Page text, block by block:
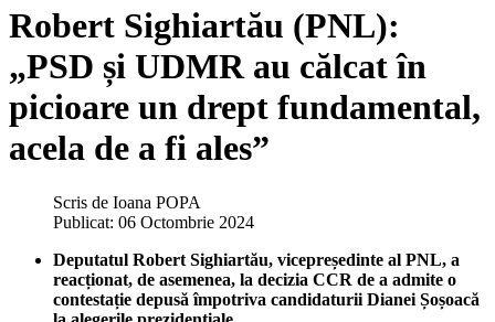
Robert Sighiartău (PNL):
„PSD și UDMR au călcat în
picioare un drept fundamental,
acela de a fi ales”
Scris de Ioana POPA
Publicat: 06 Octombrie 2024
Deputatul Robert Sighiartău, vicepreședinte al PNL, a
reacționat, de asemenea, la decizia CCR de a admite o
contestație depusă împotriva candidaturii Dianei Șoșoacă